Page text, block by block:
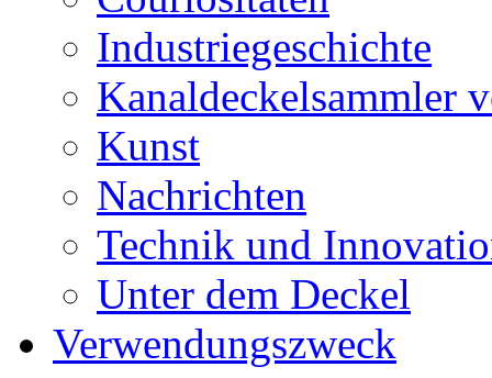
Industriegeschichte
Kanaldeckelsammler
Kunst
Nachrichten
Technik und
Unter dem Deckel
Verwendungszweck